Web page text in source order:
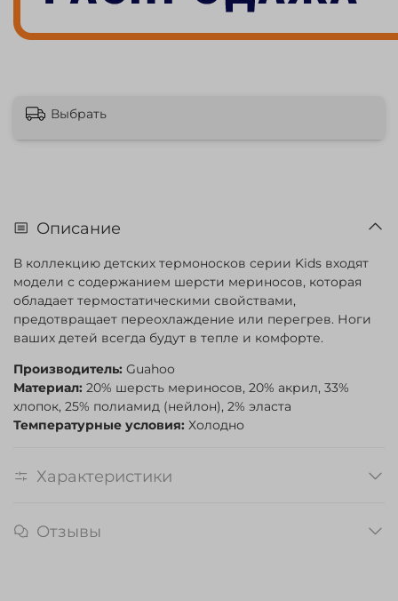
Выбрать
Описание
В коллекцию детских термоносков серии Kids входят
модели с содержанием шерсти мериносов, которая
обладает термостатическими свойствами,
предотвращает переохлаждение или перегрев. Ноги
ваших детей всегда будут в тепле и комфорте.
Производитель: Guahoo
Материал: 20% шерсть мериносов, 20% акрил, 33%
хлопок, 25% полиамид (нейлон), 2% эласта
Температурные условия: Холодно
Характеристики
Отзывы